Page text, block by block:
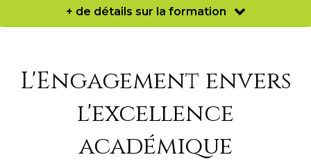
+ de détails sur la formation
L'Engagement envers
l'excellence
académique